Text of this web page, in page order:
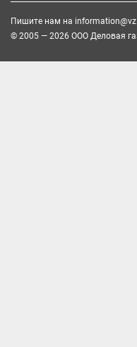
Пишите нам на
© 2005 — 2026 ООО Деловая